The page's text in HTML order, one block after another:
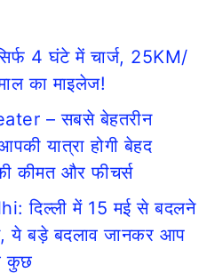
4 घंटे में चार्ज, 25KM/
का माइलेज!
– सबसे बेहतरीन
यात्रा होगी बेहद
कीमत और फीचर्स
दिल्ली में 15 मई से बदलने
ये बड़े बदलाव जानकर आप
कुछ